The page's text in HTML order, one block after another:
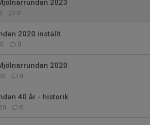
2023
0
2020 inställt
0
2020
0
40 år - historik
0